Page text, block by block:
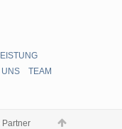
UNS
TEAM
Partner